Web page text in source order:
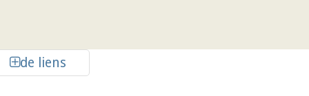
de liens